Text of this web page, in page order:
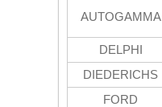
AUTOGAMMA
DELPHI
DIEDERICHS
FORD